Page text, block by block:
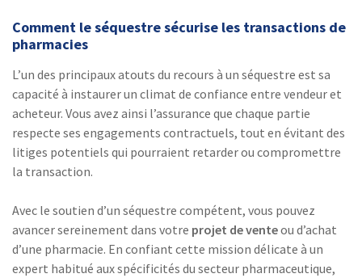
Comment le séquestre sécurise les transactions de
pharmacies
L’un des principaux atouts du recours à un séquestre est sa
capacité à instaurer un climat de confiance entre vendeur et
acheteur. Vous avez ainsi l’assurance que chaque partie
respecte ses engagements contractuels, tout en évitant des
litiges potentiels qui pourraient retarder ou compromettre
la transaction.
Avec le soutien d’un séquestre compétent, vous pouvez
avancer sereinement dans votre projet de venteou d’achat
d’une pharmacie. En confiant cette mission délicate à un
expert habitué aux spécificités du secteur pharmaceutique,